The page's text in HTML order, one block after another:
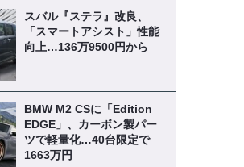
スバル『ステラ』改良、
「スマートアシスト」性能
向上…136万9500円から
BMW M2 CSに「Edition
EDGE」、カーボン製パー
ツで軽量化…40台限定で
1663万円